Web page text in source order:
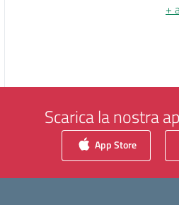
+
Scarica la nostra
App Store